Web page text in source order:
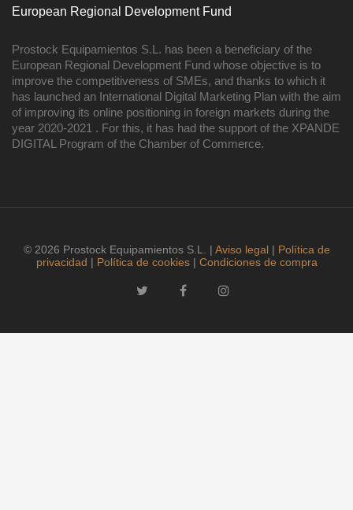
European Regional Development Fund
Prostock Equipamientos S.L. has been a beneficiary of the
European Regional Development Fund whose objective is to
improve the competitiveness of SMEs, and thanks to which it
has launched an International Digital Marketing Plan with the aim
of improving its online positioning in foreign markets during the
year 2020-2021 . For this, it has had the support of the XPANDE
DIGITAL Program of the Chamber of Commerce.
© 2026 Prostock Equipamientos S.L. | Aviso legal| Política de
privacidad | Política de cookies| Condiciones de compra